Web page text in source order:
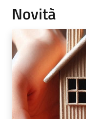
Novità